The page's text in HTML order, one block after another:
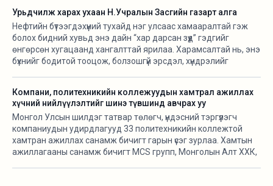
Урьдчилж харах ухаан Н.Учралын Засгийн газарт алга
Нефтийн бүтээгдэхүүний тухайд нэг улсаас хамааралтай гэж
болох бидний хувьд энэ дайн “хар дарсан зүүд” гэдгийг
өнгөрсөн хугацаанд хангалттай ярилаа. Харамсалтай нь, энэ
бүхнийг бодитой тооцож, болзошгүй эрсдэл, хүндрэлийг
Компани, политехникийн коллежуудын хамтрал ажиллах
хүчний нийлүүлэлтийг шинэ түвшинд авчрах уу
Монгол Улсын шилдэг татвар төлөгч, үндэсний тэргүүлэгч
компаниудын удирдлагууд 33 политехникийн коллежтой
хамтран ажиллах санамж бичигт гарын үсэг зурлаа. Хамтын
ажиллагааны санамж бичигт MCS групп, Монголын Алт ХХК,